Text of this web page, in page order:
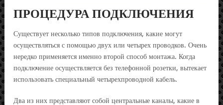
ПРОЦЕДУРА ПОДКЛЮЧЕНИЯ
Существует несколько типов подключения, какие могут
осуществляться с помощью двух или четырех проводков. Очень
нередко применяется именно второй способ монтажа. Когда
подключение осуществляется без телефонной розетки, вытекает
использовать специальный четырехпроводной кабель.
Два из них представляют собой центральные каналы, какие в